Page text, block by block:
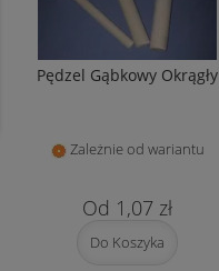
Pędzel Gąbkowy Okrągły
Zależnie od wariantu
1,07 zł
Do Koszyka